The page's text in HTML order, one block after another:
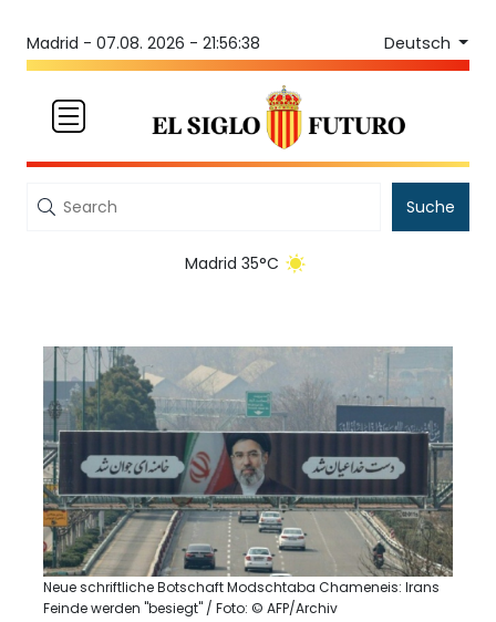
Madrid - 07.08. 2026 - 21:56:38 Deutsch
Suche
Madrid 35°C
Neue schriftliche Botschaft Modschtaba Chameneis: Irans
Feinde werden "besiegt" / Foto: © AFP/Archiv